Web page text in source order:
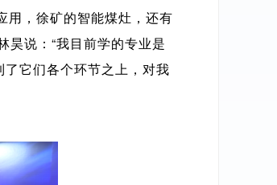
用，徐矿的智能煤灶，还有
昊说：“我目前学的专业是
它们各个环节之上，对我